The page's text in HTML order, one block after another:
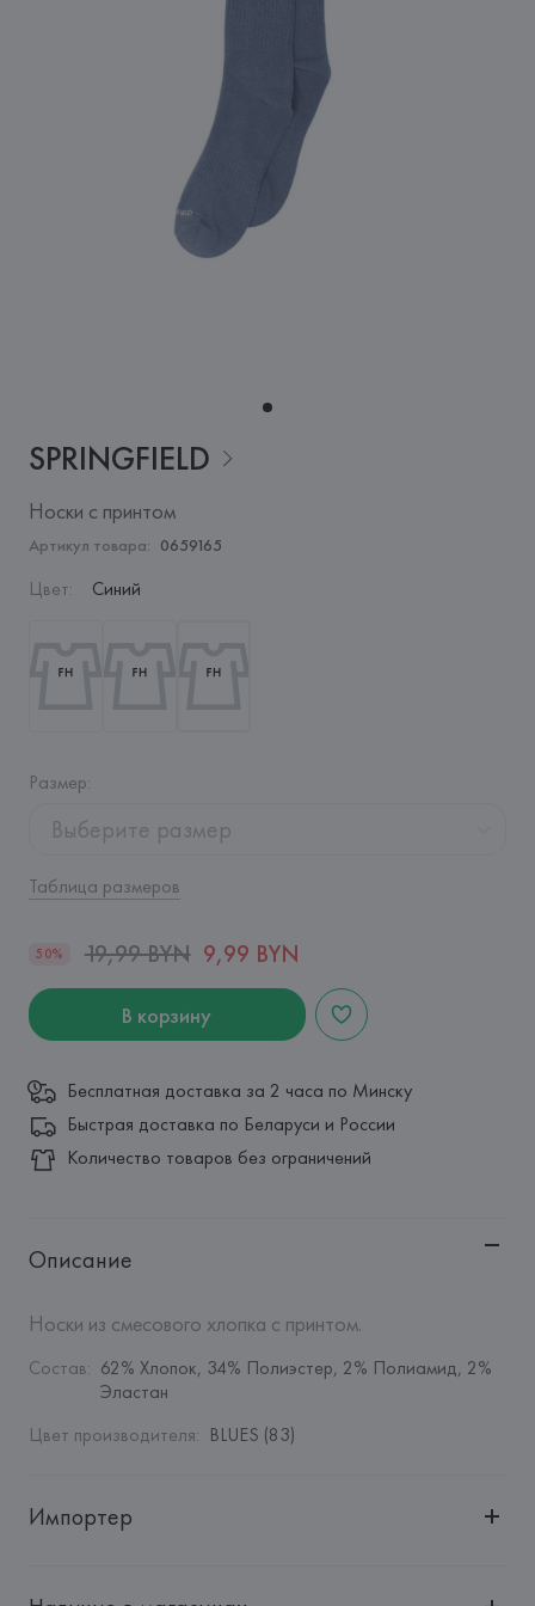
SPRINGFIELD
Носки с принтом
Артикул товара: 0659165
Цвет: Синий
Размер:
Выберите размер
Таблица размеров
50% 19,99 BYN 9,99 BYN
В корзину
Бесплатная доставка за 2 часа по Минску
Быстрая доставка по Беларуси и России
Количество товаров без ограничений
Описание
Носки из смесового хлопка с принтом.
Состав: 62% Хлопок, 34% Полиэстер, 2% Полиамид, 2%
Эластан
Цвет производителя: BLUES (83)
Импортер